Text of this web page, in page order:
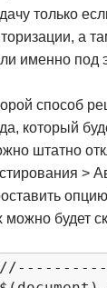
только
а
именно под
способ
который
штатно
>
можно будет